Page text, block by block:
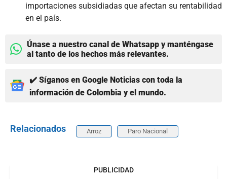
importaciones subsidiadas que afectan su rentabilidad
en el país.
Únase a nuestro canal de Whatsapp y manténgase
al tanto de los hechos más relevantes.
✔️ Síganos en Google Noticias con toda la
información de Colombia y el mundo.
Relacionados Arroz Paro Nacional
PUBLICIDAD